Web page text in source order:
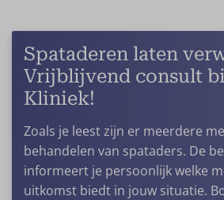
persoonlijk op je afstemt, dan is
complicaties minimaal.
ervaren chirurgen, verwijdert
zorgt we voor een jeugdige
benen.Liposuctiebenen is ideaal
te verwijderen.
Spataderen laten
Vrijblijvend consult
Kliniek!
Zoals je leest zijn er meerdere
behandelen van spataders. De
informeert je persoonlijk welke
uitkomst biedt in jouw situatie.